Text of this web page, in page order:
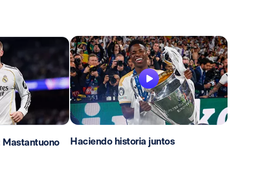
Haciendo historia juntos